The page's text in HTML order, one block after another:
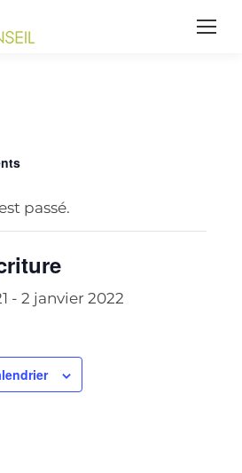
passé.
- 2 janvier 2022